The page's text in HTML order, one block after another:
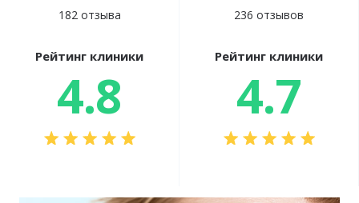
182 отзыва
Рейтинг клиники
4.8
236 отзывов
Рейтинг клиники
4.7